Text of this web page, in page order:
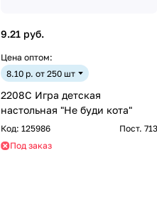
9.21 руб.
Цена оптом:
8.10 р. от 250 шт
2208C Игра детская
настольная "Не буди кота"
Код: 125986
Пост. 713
Под заказ